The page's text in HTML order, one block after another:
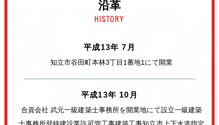
沿革
HISTORY
平成13年 7月
知立市谷田町本林3丁目1番地1にて開業
平成13年 10月
合資会社 武元一級建築士事務所を開業地にて設立一級建築